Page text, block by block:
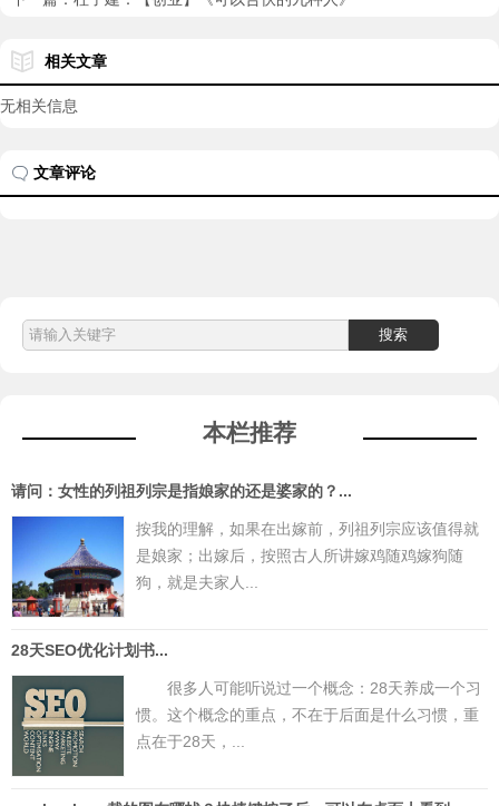
相关文章
无相关信息
文章评论
本栏推荐
请问：女性的列祖列宗是指娘家的还是婆家的？...
按我的理解，如果在出嫁前，列祖列宗应该值得就
是娘家；出嫁后，按照古人所讲嫁鸡随鸡嫁狗随
狗，就是夫家人...
28天SEO优化计划书...
很多人可能听说过一个概念：28天养成一个习
惯。这个概念的重点，不在于后面是什么习惯，重
点在于28天，...